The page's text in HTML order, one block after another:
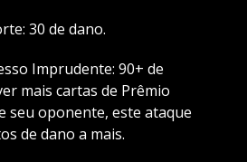
30 de dano.
Imprudente: 90+ de
mais cartas de Prêmio
seu oponente, este ataque
de dano a mais.